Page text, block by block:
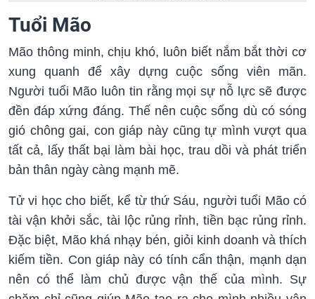
Tuổi Mão
Mão thông minh, chịu khó, luôn biết nắm bắt thời cơ
xung quanh để xây dựng cuộc sống viên mãn.
Người tuổi Mão luôn tin rằng mọi sự nỗ lực sẽ được
đền đáp xứng đáng. Thế nên cuộc sống dù có sóng
gió chông gai, con giáp này cũng tự mình vượt qua
tất cả, lấy thất bại làm bài học, trau dồi và phát triển
bản thân ngày càng mạnh mẽ.
Tử vi học cho biết, kể từ thứ Sáu, người tuổi Mão có
tài vận khởi sắc, tài lộc rủng rỉnh, tiền bạc rủng rỉnh.
Đặc biệt, Mão khá nhạy bén, giỏi kinh doanh và thích
kiếm tiền. Con giáp này có tính cẩn thận, mạnh dạn
nên có thể làm chủ được vận thế của mình. Sự